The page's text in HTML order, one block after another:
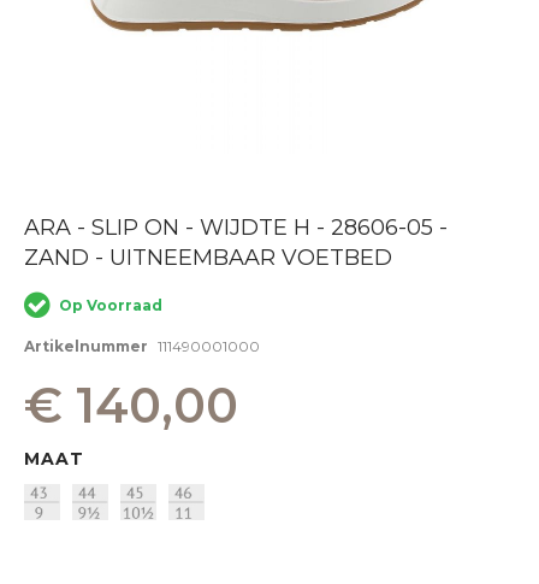
Ga
het
van
de
afbeeldingen-
ARA - SLIP ON - WIJDTE H - 28606-05 -
ZAND - UITNEEMBAAR VOETBED
Op Voorraad
Artikelnummer 111490001000
€ 140,00
MAAT